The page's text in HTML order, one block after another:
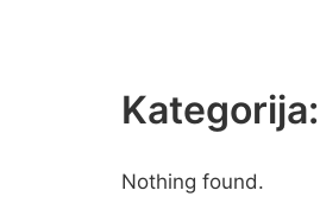
Kategorija:
Nothing found.